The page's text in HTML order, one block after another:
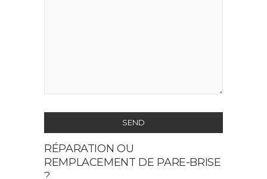
SEND
This
field
RÉPARATION OU
REMPLACEMENT DE PARE-BRISE
?